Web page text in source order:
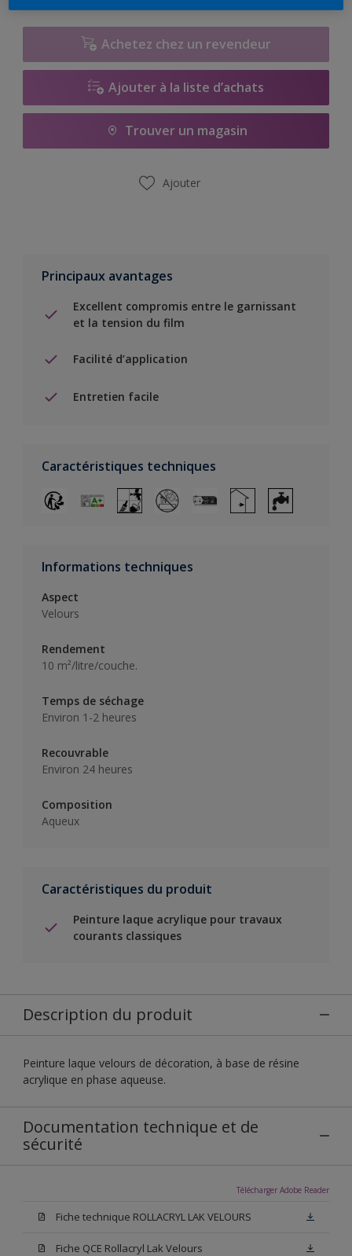
Achetez chez un revendeur
Ajouter à la liste d’achats
Trouver un magasin
Ajouter
Principaux avantages
Excellent compromis entre le garnissant
et la tension du film
Facilité d’application
Entretien facile
Caractéristiques techniques
Informations techniques
Aspect
Velours
Rendement
10 m²/litre/couche.
Temps de séchage
Environ 1-2 heures
Recouvrable
Environ 24 heures
Composition
Aqueux
Caractéristiques du produit
Peinture laque acrylique pour travaux
courants classiques
Description du produit
Peinture laque velours de décoration, à base de résine
acrylique en phase aqueuse.
Documentation technique et de
sécurité
Télécharger Adobe Reader
Fiche technique ROLLACRYL LAK VELOURS
Fiche QCE Rollacryl Lak Velours